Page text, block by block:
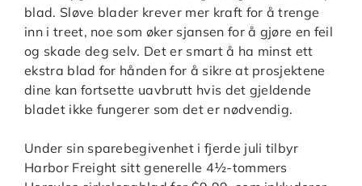
blad. Sløve blader krever mer kraft for å trenge
inn i treet, noe som øker sjansen for å gjøre en feil
og skade deg selv. Det er smart å ha minst ett
ekstra blad for hånden for å sikre at prosjektene
dine kan fortsette uavbrutt hvis det gjeldende
bladet ikke fungerer som det er nødvendig.
Under sin sparebegivenhet i fjerde juli tilbyr
Harbor Freight sitt generelle 4½-tommers